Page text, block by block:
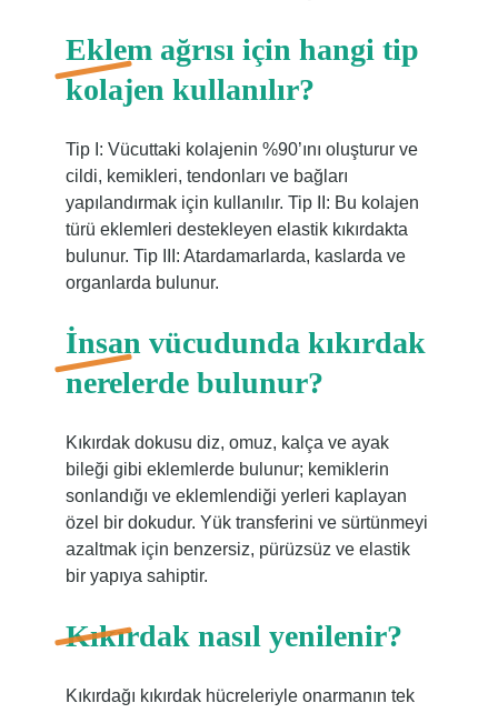
Eklem ağrısı için hangi tip
kolajen kullanılır?
Tip I: Vücuttaki kolajenin %90’ını oluşturur ve
cildi, kemikleri, tendonları ve bağları
yapılandırmak için kullanılır. Tip II: Bu kolajen
türü eklemleri destekleyen elastik kıkırdakta
bulunur. Tip III: Atardamarlarda, kaslarda ve
organlarda bulunur.
İnsan vücudunda kıkırdak
nerelerde bulunur?
Kıkırdak dokusu diz, omuz, kalça ve ayak
bileği gibi eklemlerde bulunur; kemiklerin
sonlandığı ve eklemlendiği yerleri kaplayan
özel bir dokudur. Yük transferini ve sürtünmeyi
azaltmak için benzersiz, pürüzsüz ve elastik
bir yapıya sahiptir.
Kıkırdak nasıl yenilenir?
Kıkırdağı kıkırdak hücreleriyle onarmanın tek